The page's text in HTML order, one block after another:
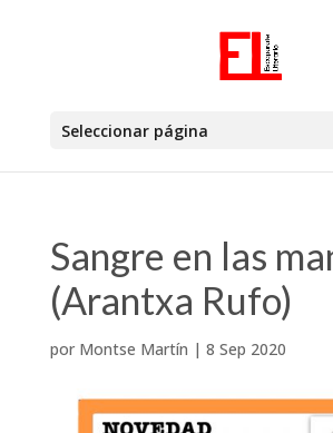
Seleccionar página
Sangre en las
(Arantxa Rufo)
por Montse Martín | 8 Sep 2020